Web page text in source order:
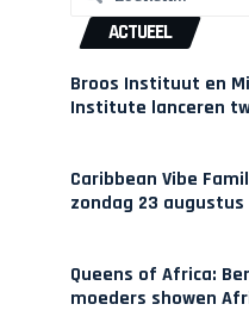
ACTUEEL
Broos Instituut en
Institute lanceren
Caribbean Vibe
zondag 23 augustus
Queens of Africa:
moeders showen